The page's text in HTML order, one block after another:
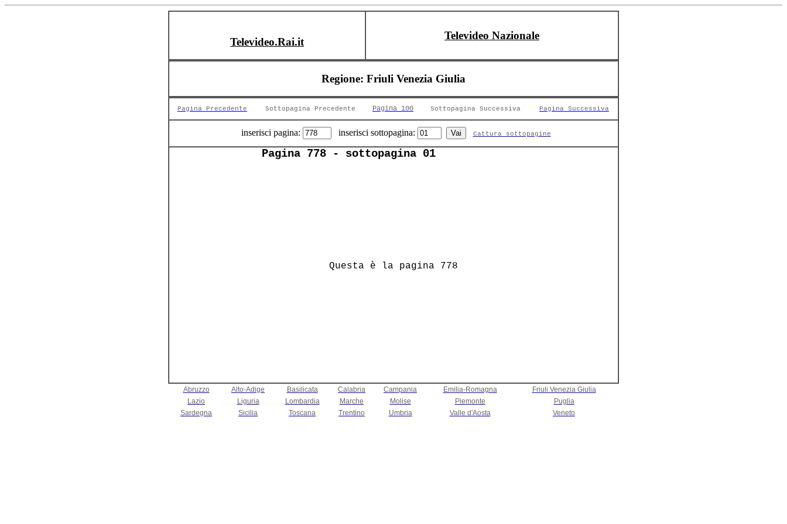
Televideo.Rai.it
Televideo Nazionale
Regione: Friuli Venezia Giulia
Pagina Precedente Sottopagina Precedente Pagina 100 Sottopagina Successiva Pagina Successiva
inserisci pagina: inserisci sottopagina: Cattura sottopagine
Pagina 778 - sottopagina 01
         Questa è la pagina 778
Abruzzo Alto-Adige Basilicata Calabria Campania Emilia-Romagna
Friuli Venezia Giulia
Lazio
Liguria Lombardia Marche Molise Piemonte
Puglia
Sardegna
Sicilia Toscana Trentino Umbria Valle d'Aosta Veneto